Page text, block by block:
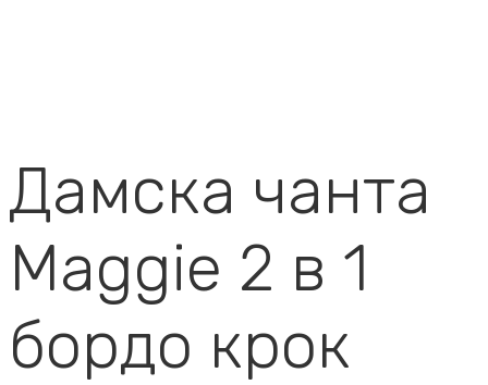
Дамска чанта
Maggie 2 в 1
бордо крок